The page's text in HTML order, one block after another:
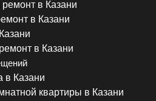
ремонт в Казани
в Казани
в Казани
в Казани
квартиры в Казани